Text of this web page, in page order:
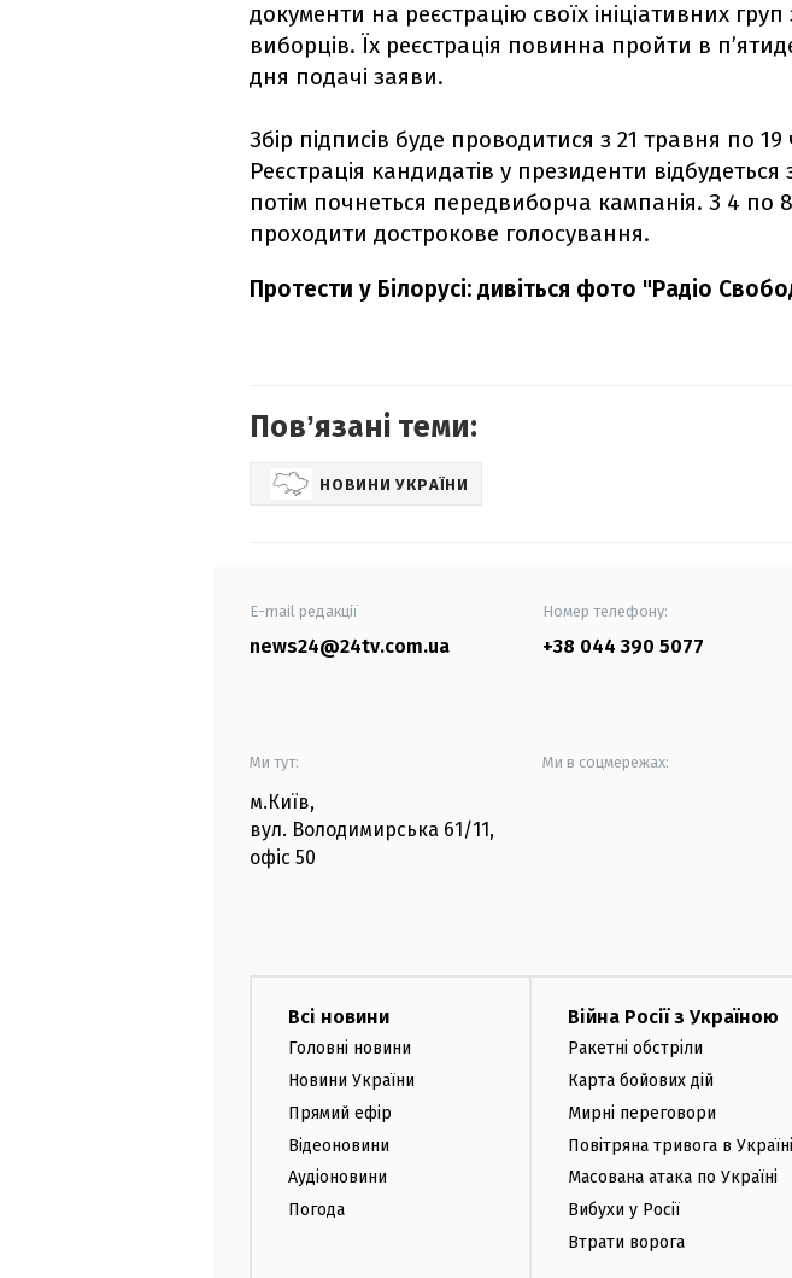
документи на реєстрацію своїх ініціативних груп
виборців. Їх реєстрація повинна пройти в
дня подачі заяви.
Збір підписів буде проводитися з 21 травня по
Реєстрація кандидатів у президенти
потім почнеться передвиборча кампанія. З 4 по
проходити дострокове голосування.
Протести у Білорусі: дивіться фото "Радіо
Повʼязані теми:
НОВИНИ УКРАЇНИ
E-mail редакції
news24@24tv.com.ua
Номер телефону:
+38 044 390 5077
Ми тут:
м.Київ,
вул. Володимирська 61/11,
офіс 50
Ми в соцмережах:
Всі новини
Головні новини
Новини України
Прямий ефір
Відеоновини
Аудіоновини
Погода
Війна Росії з Україною
Ракетні обстріли
Карта бойових дій
Мирні переговори
Повітряна тривога в Україні
Масована атака по Україні
Вибухи у Росії
Втрати ворога